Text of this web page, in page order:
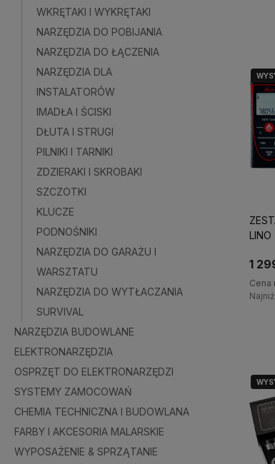
WKRĘTAKI I WYKRĘTAKI
NARZĘDZIA DO POBIJANIA
NARZĘDZIA DO ŁĄCZENIA
NARZĘDZIA DLA
INSTALATORÓW
IMADŁA I ŚCISKI
DŁUTA I STRUGI
PILNIKI I TARNIKI
ZDZIERAKI I SKROBAKI
SZCZOTKI
KLUCZE
PODNOŚNIKI
NARZĘDZIA DO GARAŻU I
WARSZTATU
NARZĘDZIA DO WYTŁACZANIA
SURVIVAL
NARZĘDZIA BUDOWLANE
ELEKTRONARZĘDZIA
OSPRZĘT DO ELEKTRONARZĘDZI
SYSTEMY ZAMOCOWAŃ
CHEMIA TECHNICZNA I BUDOWLANA
FARBY I AKCESORIA MALARSKIE
WYPOSAŻENIE & SPRZĄTANIE
LINO
+ STATYW TRI70 +
1
Cena